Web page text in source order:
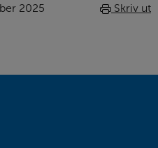
2025 Skriv ut